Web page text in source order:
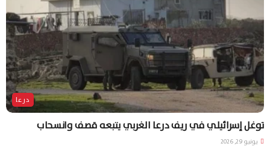
درعا
توغل إسرائيلي في ريف درعا الغربي يتبعه قصف وانسحاب
يونيو 29, 2026